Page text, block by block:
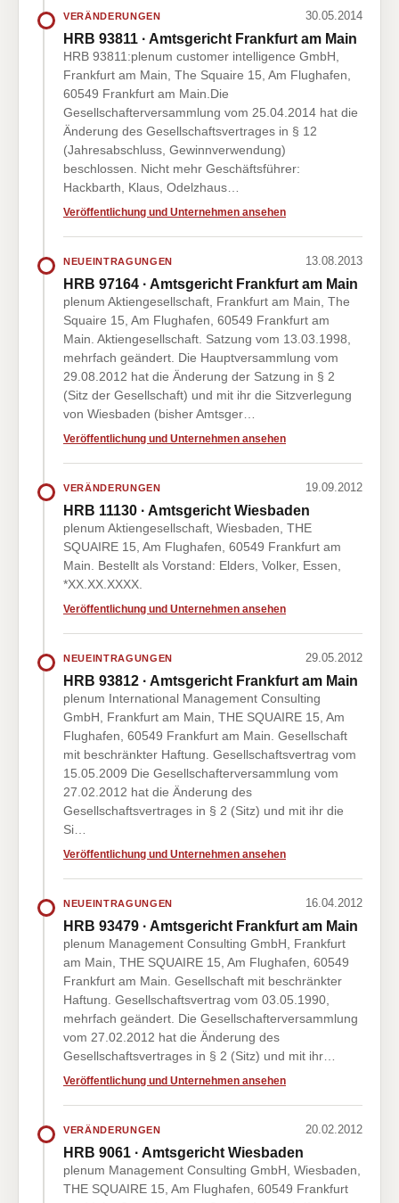
VERÄNDERUNGEN 30.05.2014
HRB 93811 · Amtsgericht Frankfurt am Main
HRB 93811:plenum customer intelligence GmbH,
Frankfurt am Main, The Squaire 15, Am Flughafen,
60549 Frankfurt am Main.Die
Gesellschafterversammlung vom 25.04.2014 hat die
Änderung des Gesellschaftsvertrages in § 12
(Jahresabschluss, Gewinnverwendung)
beschlossen. Nicht mehr Geschäftsführer:
Hackbarth, Klaus, Odelzhaus…
Veröffentlichung und Unternehmen ansehen
NEUEINTRAGUNGEN 13.08.2013
HRB 97164 · Amtsgericht Frankfurt am Main
plenum Aktiengesellschaft, Frankfurt am Main, The
Squaire 15, Am Flughafen, 60549 Frankfurt am
Main. Aktiengesellschaft. Satzung vom 13.03.1998,
mehrfach geändert. Die Hauptversammlung vom
29.08.2012 hat die Änderung der Satzung in § 2
(Sitz der Gesellschaft) und mit ihr die Sitzverlegung
von Wiesbaden (bisher Amtsger…
Veröffentlichung und Unternehmen ansehen
VERÄNDERUNGEN 19.09.2012
HRB 11130 · Amtsgericht Wiesbaden
plenum Aktiengesellschaft, Wiesbaden, THE
SQUAIRE 15, Am Flughafen, 60549 Frankfurt am
Main. Bestellt als Vorstand: Elders, Volker, Essen,
*XX.XX.XXXX.
Veröffentlichung und Unternehmen ansehen
NEUEINTRAGUNGEN 29.05.2012
HRB 93812 · Amtsgericht Frankfurt am Main
plenum International Management Consulting
GmbH, Frankfurt am Main, THE SQUAIRE 15, Am
Flughafen, 60549 Frankfurt am Main. Gesellschaft
mit beschränkter Haftung. Gesellschaftsvertrag vom
15.05.2009 Die Gesellschafterversammlung vom
27.02.2012 hat die Änderung des
Gesellschaftsvertrages in § 2 (Sitz) und mit ihr die
Si…
Veröffentlichung und Unternehmen ansehen
NEUEINTRAGUNGEN 16.04.2012
HRB 93479 · Amtsgericht Frankfurt am Main
plenum Management Consulting GmbH, Frankfurt
am Main, THE SQUAIRE 15, Am Flughafen, 60549
Frankfurt am Main. Gesellschaft mit beschränkter
Haftung. Gesellschaftsvertrag vom 03.05.1990,
mehrfach geändert. Die Gesellschafterversammlung
vom 27.02.2012 hat die Änderung des
Gesellschaftsvertrages in § 2 (Sitz) und mit ihr…
Veröffentlichung und Unternehmen ansehen
VERÄNDERUNGEN 20.02.2012
HRB 9061 · Amtsgericht Wiesbaden
plenum Management Consulting GmbH, Wiesbaden,
THE SQUAIRE 15, Am Flughafen, 60549 Frankfurt